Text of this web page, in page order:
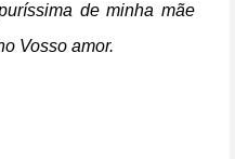
de minha mãe
Vosso amor.